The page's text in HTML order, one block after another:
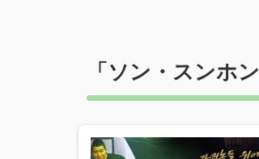
「 ソン・スンホン